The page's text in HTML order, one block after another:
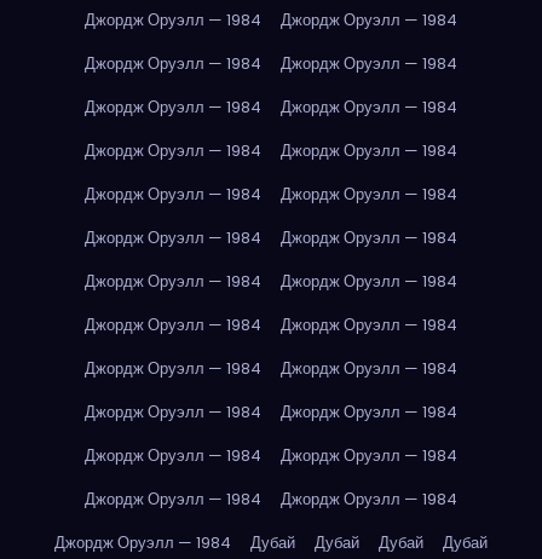
Джордж Оруэлл — 1984
Джордж Оруэлл — 1984
Джордж Оруэлл — 1984
Джордж Оруэлл — 1984
Джордж Оруэлл — 1984
Джордж Оруэлл — 1984
Джордж Оруэлл — 1984
Джордж Оруэлл — 1984
Джордж Оруэлл — 1984
Джордж Оруэлл — 1984
Джордж Оруэлл — 1984
Джордж Оруэлл — 1984
Джордж Оруэлл — 1984
Джордж Оруэлл — 1984
Джордж Оруэлл — 1984
Джордж Оруэлл — 1984
Джордж Оруэлл — 1984
Джордж Оруэлл — 1984
Джордж Оруэлл — 1984
Джордж Оруэлл — 1984
Джордж Оруэлл — 1984
Джордж Оруэлл — 1984
Джордж Оруэлл — 1984
Джордж Оруэлл — 1984
Джордж Оруэлл — 1984
Дубай Дубай Дубай
Дубай